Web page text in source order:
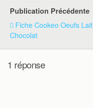
Publication Précédente
Fiche Cookeo Oeufs Lait
Chocolat
1 réponse